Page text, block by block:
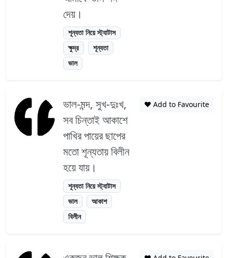
দেয়।
শূন্যতা নিয়ে স্ট্যাটাস
ক্ষুদ্র
শূন্যতা
ভাল
ভাল-মন্দ, সুখ-দুঃখ,
সব চিন্তাই আকাশে
পাখির পায়ের ছাপের
মতো শূন্যতায় বিলীন
হয়ে যায়।
শূন্যতা নিয়ে স্ট্যাটাস
ভাল
আকাশ
বিলীন
❤️ Add to Favourite